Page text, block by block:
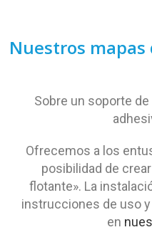
Nuestros
Sobre un soporte de
Ofrecemos a los
posibilidad de
flotante». La
instrucciones de uso
en